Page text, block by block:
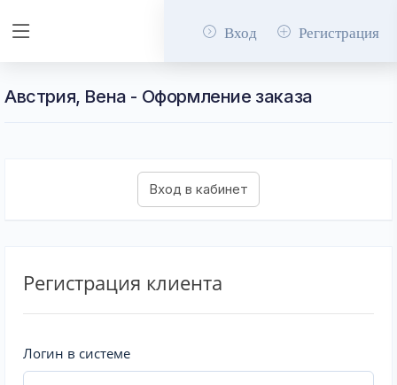
Вход Регистрация
Австрия, Вена - Оформление заказа
Регистрация клиента
Логин в системе